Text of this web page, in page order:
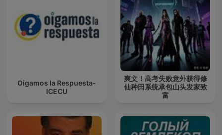
Oigamos la Respuesta-
ICECU
爽文！高考失败意外获得修
仙种田系统承包山头发家致
富